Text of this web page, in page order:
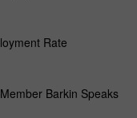
Rate
Barkin Speaks